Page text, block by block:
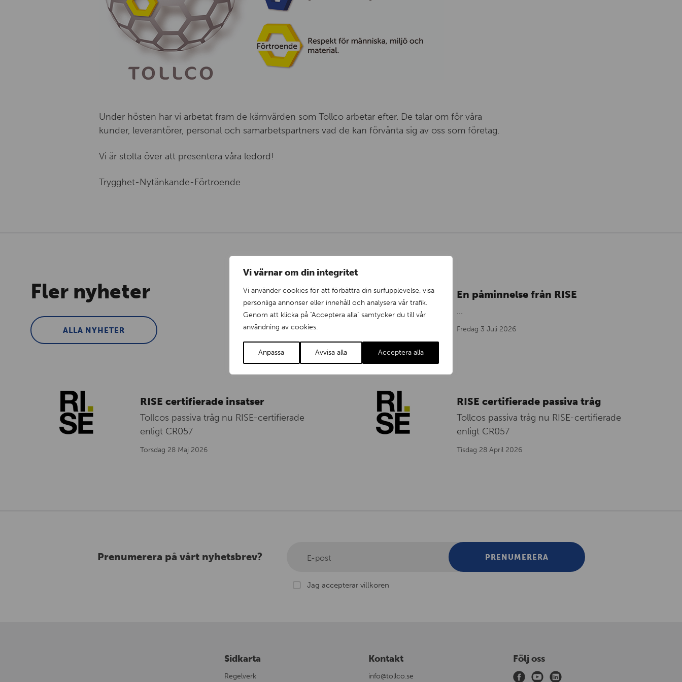
Vi värnar om din integritet
Vi använder cookies för att förbättra din surfupplevelse, visa
personliga annonser eller innehåll och analysera vår trafik.
Genom att klicka på "Acceptera alla" samtycker du till vår
användning av cookies.
Anpassa Avvisa alla Acceptera alla
Under hösten har vi arbetat fram de kärnvärden som Tollco arbetar efter. De talar om för våra
kunder, leverantörer, personal och samarbetspartners vad de kan förvänta sig av oss som företag.
Vi är stolta över att presentera våra ledord!
Trygghet-Nytänkande-Förtroende
Fler nyheter
ALLA NYHETER
En påminnelse från RISE
...
Fredag 3 Juli 2026
RISE certifierade insatser
Tollcos passiva tråg nu RISE-certifierade
enligt CR057
Torsdag 28 Maj 2026
RISE certifierade passiva tråg
Tollcos passiva tråg nu RISE-certifierade
enligt CR057
Tisdag 28 April 2026
Prenumerera på vårt nyhetsbrev? E-post PRENUMERERA
Jag accepterar villkoren
Sidkarta
Regelverk
Kontakt
info@tollco.se
Följ oss